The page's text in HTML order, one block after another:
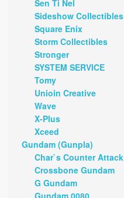
Sen Ti Nel
Sideshow Collectibles
Square Enix
Storm Collectibles
Stronger
SYSTEM SERVICE
Tomy
Unioin Creative
Wave
X-Plus
Xceed
Gundam (Gunpla)
Char`s Counter Attack
Crossbone Gundam
G Gundam